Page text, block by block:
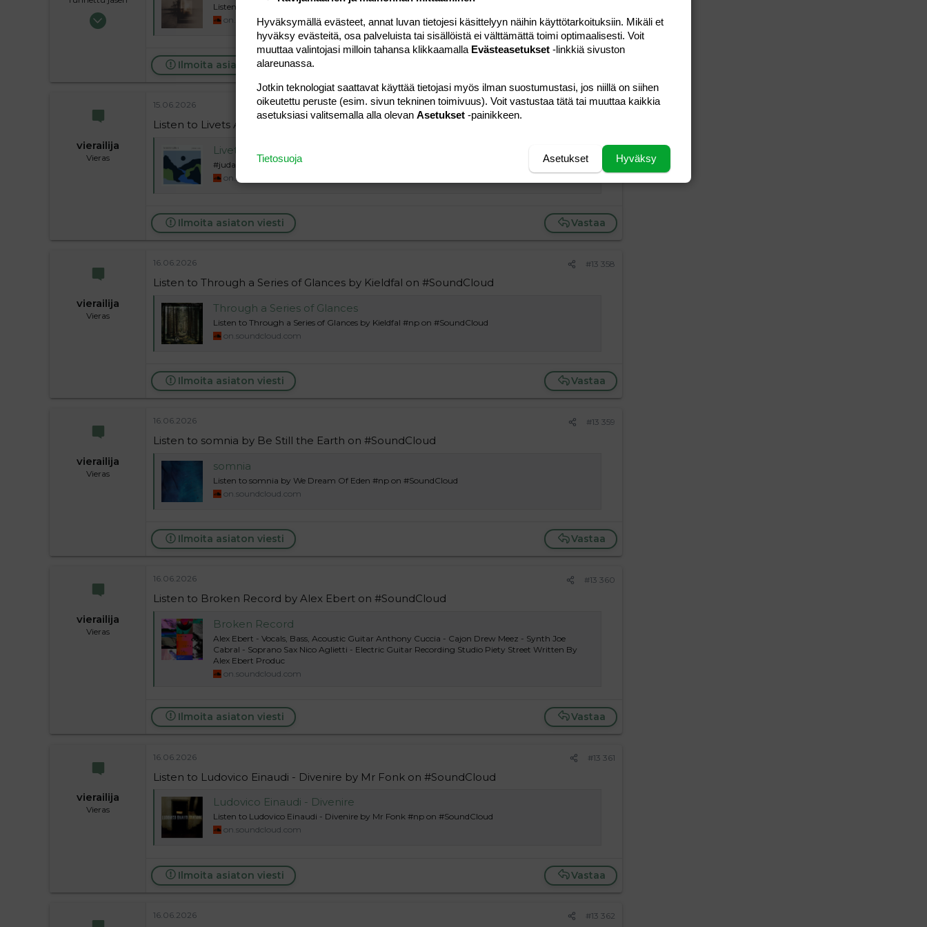
13.05.2024
Listen to Sunbeams in Slow Motion by Brannan Lane #np on #SoundCloud
on.soundcloud.com
Ilmoita asiaton viesti
vierailija
Vieras
15.06.2026 #13 357
Listen to Livets Ånde by Judah Earl - Composer on #SoundCloud
Livets Ånde
#judahearl
on.soundcloud.com
Vastaa
Ilmoita asiaton viesti
vierailija
Vieras
16.06.2026 #13 358
Listen to Through a Series of Glances by Kieldfal on #SoundCloud
Through a Series of Glances
Listen to Through a Series of Glances by Kieldfal #np on #SoundCloud
on.soundcloud.com
Vastaa
Ilmoita asiaton viesti
vierailija
Vieras
16.06.2026 #13 359
Listen to somnia by Be Still the Earth on #SoundCloud
somnia
Listen to somnia by We Dream Of Eden #np on #SoundCloud
on.soundcloud.com
Vastaa
Ilmoita asiaton viesti
vierailija
Vieras
16.06.2026 #13 360
Listen to Broken Record by Alex Ebert on #SoundCloud
Broken Record
Alex Ebert - Vocals, Bass, Acoustic Guitar Anthony Cuccia - Cajon Drew Meez - Synth Joe
Cabral - Soprano Sax Nico Aglietti - Electric Guitar Recording Studio Piety Street Written By
Alex Ebert Produc
on.soundcloud.com
Vastaa
Ilmoita asiaton viesti
vierailija
Vieras
16.06.2026 #13 361
Listen to Ludovico Einaudi - Divenire by Mr Fonk on #SoundCloud
Ludovico Einaudi - Divenire
Listen to Ludovico Einaudi - Divenire by Mr Fonk #np on #SoundCloud
on.soundcloud.com
Vastaa
Ilmoita asiaton viesti
16.06.2026 #13 362
Hyväksymällä evästeet, annat luvan tietojesi käsittelyyn näihin käyttötarkoituksiin. Mikäli et
hyväksy evästeitä, osa palveluista tai sisällöistä ei välttämättä toimi optimaalisesti. Voit
muuttaa valintojasi milloin tahansa klikkaamalla Evästeasetukset -linkkiä sivuston
alareunassa.
Jotkin teknologiat saattavat käyttää tietojasi myös ilman suostumustasi, jos niillä on siihen
oikeutettu peruste (esim. sivun tekninen toimivuus). Voit vastustaa tätä tai muuttaa kaikkia
asetuksiasi valitsemalla alla olevan Asetukset -painikkeen.
Hyväksy
Asetukset
Tietosuoja